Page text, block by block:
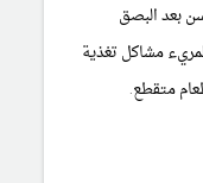
بعد البصق
مشاكل تغذية
متقطع.